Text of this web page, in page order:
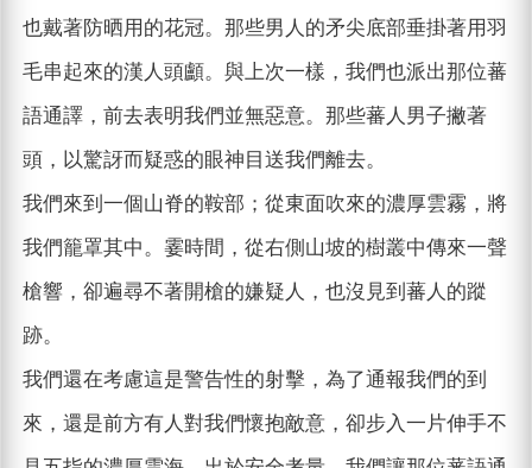
也戴著防晒用的花冠。那些男人的矛尖底部垂掛著用羽
毛串起來的漢人頭顱。與上次一樣，我們也派出那位蕃
語通譯，前去表明我們並無惡意。那些蕃人男子撇著
頭，以驚訝而疑惑的眼神目送我們離去。
我們來到一個山脊的鞍部；從東面吹來的濃厚雲霧，將
我們籠罩其中。霎時間，從右側山坡的樹叢中傳來一聲
槍響，卻遍尋不著開槍的嫌疑人，也沒見到蕃人的蹤
跡。
我們還在考慮這是警告性的射擊，為了通報我們的到
來，還是前方有人對我們懷抱敵意，卻步入一片伸手不